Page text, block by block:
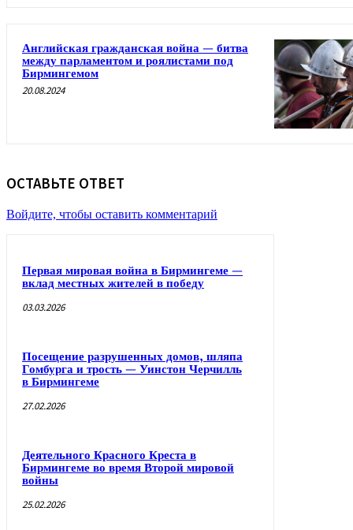
Английская гражданская война — битва
между парламентом и роялистами под
Бирмингемом
20.08.2024
ОСТАВЬТЕ ОТВЕТ
Войдите, чтобы оставить комментарий
Первая мировая война в Бирмингеме —
вклад местных жителей в победу
03.03.2026
Посещение разрушенных домов, шляпа
Гомбурга и трость — Уинстон Черчилль
в Бирмингеме
27.02.2026
Деятельного Красного Креста в
Бирмингеме во время Второй мировой
войны
25.02.2026